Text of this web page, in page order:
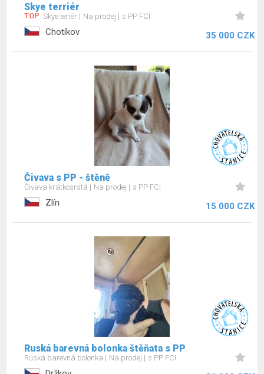
Skye terriér
TOP Skye teriér Na prodej s PP FCI
Chotíkov 35 000 CZK
Čivava s PP - štěně
Čivava krátkosrstá Na prodej s PP FCI
Zlín 15 000 CZK
Ruská barevná bolonka štěňata s PP
Ruská barevná bolonka Na prodej s PP FCI